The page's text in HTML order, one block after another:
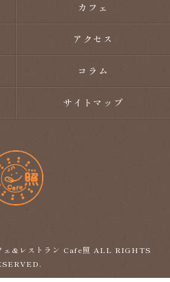
カフェ
アクセス
コラム
サイトマップ
ェ&レストラン Cafe照 ALL RIGHTS